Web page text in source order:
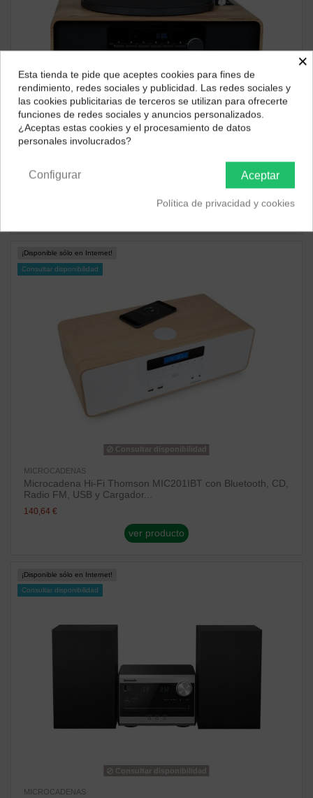
Consultar disponibilidad
Microcadena Thomson MIC300TT con Tocadiscos, CD, FM,
Bluetooth y USB de Madera
¡Disponible sólo en Internet!
Consultar disponibilidad
Consultar disponibilidad
MICROCADENAS
Microcadena Hi-Fi Thomson MIC201IBT con Bluetooth, CD,
Radio FM, USB y Cargador...
140,64 €
ver producto
¡Disponible sólo en Internet!
Consultar disponibilidad
Consultar disponibilidad
MICROCADENAS
¿Dónde deseas recibir tu pedido?
Selecciona tu ubicación para mostrarte los precios e
impuestos correctos para tu región.
×
Esta tienda te pide que aceptes cookies para fines de
rendimiento, redes sociales y publicidad. Las redes sociales y
las cookies publicitarias de terceros se utilizan para ofrecerte
funciones de redes sociales y anuncios personalizados.
¿Aceptas estas cookies y el procesamiento de datos
personales involucrados?
Aceptar
Configurar
Política de privacidad y cookies